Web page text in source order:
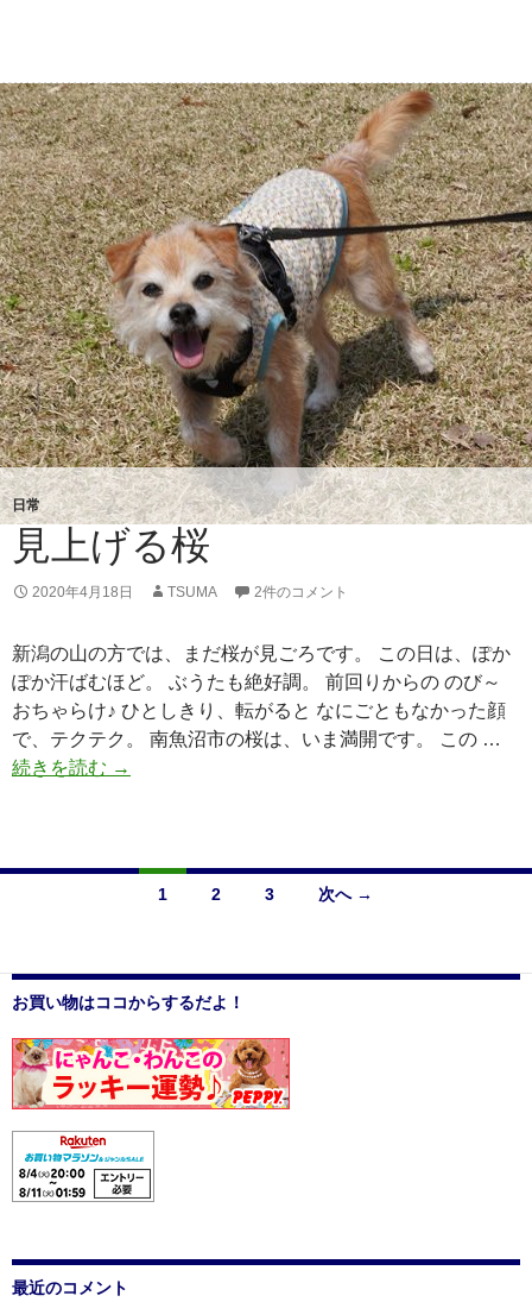
び
日常
見上げる桜
2020年4月18日 TSUMA 2件のコメント
新潟の山の方では、まだ桜が見ごろです。 この日は、ぽか
ぽか汗ばむほど。 ぶうたも絶好調。 前回りからの のび～
おちゃらけ♪ ひとしきり、転がると なにごともなかった顔
で、テクテク。 南魚沼市の桜は、いま満開です。 この …
続きを読む 見
→
稿
ナ
ビ
ゲ
ー
シ
ン
1 2 3 次へ →
お買い物はココからするだよ！
最近のコメント